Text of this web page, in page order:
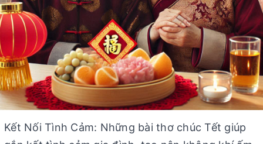
Kết Nối Tình Cảm: Những bài thơ chúc Tết giúp